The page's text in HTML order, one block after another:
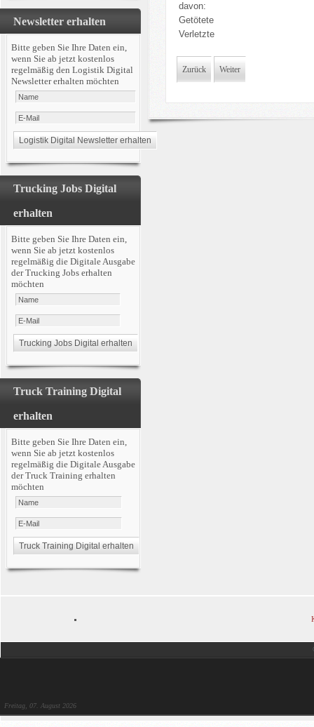
Newsletter erhalten
Bitte geben Sie Ihre Daten ein,
wenn Sie ab jetzt kostenlos
regelmäßig den Logistik Digital
Newsletter erhalten möchten
Trucking Jobs Digital
erhalten
Bitte geben Sie Ihre Daten ein,
wenn Sie ab jetzt kostenlos
regelmäßig die Digitale Ausgabe
der Trucking Jobs erhalten
möchten
Truck Training Digital
erhalten
Bitte geben Sie Ihre Daten ein,
wenn Sie ab jetzt kostenlos
regelmäßig die Digitale Ausgabe
der Truck Training erhalten
möchten
davon:
Getötete
Verletzte
Zurück Weiter
Freitag, 07. August 2026